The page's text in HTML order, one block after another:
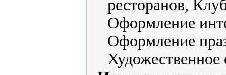
ресторанов,
Оформление
Оформление